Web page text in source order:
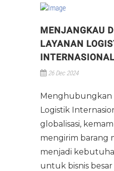
MENJANGKAU
LAYANAN
26 Dec 2024
Menghubungkan
Logistik
globalisasi,
mengirim barang
menjadi
untuk bisnis